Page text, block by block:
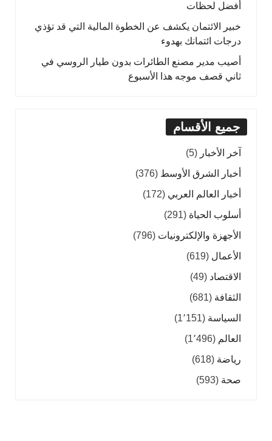
أفضل لحظات
خبير الائتمان يكشف عن الخطوة المالية التي قد تؤذي
درجات ائتمانك بهدوء
أصيب مدير مصنع الطائرات بدون طيار الروسي في
ثاني قصف موجه هذا الأسبوع
جميع الأقسام
آخر الأخبار (5)
أخبار الشرق الأوسط (376)
أخبار العالم العربي (172)
أسلوب الحياة (291)
الأجهزة والإلكترونيات (796)
الأعمال (619)
الاقتصاد (49)
الثقافة (681)
السياسة (1٬151)
العالم (1٬496)
رياضة (618)
صحة (593)